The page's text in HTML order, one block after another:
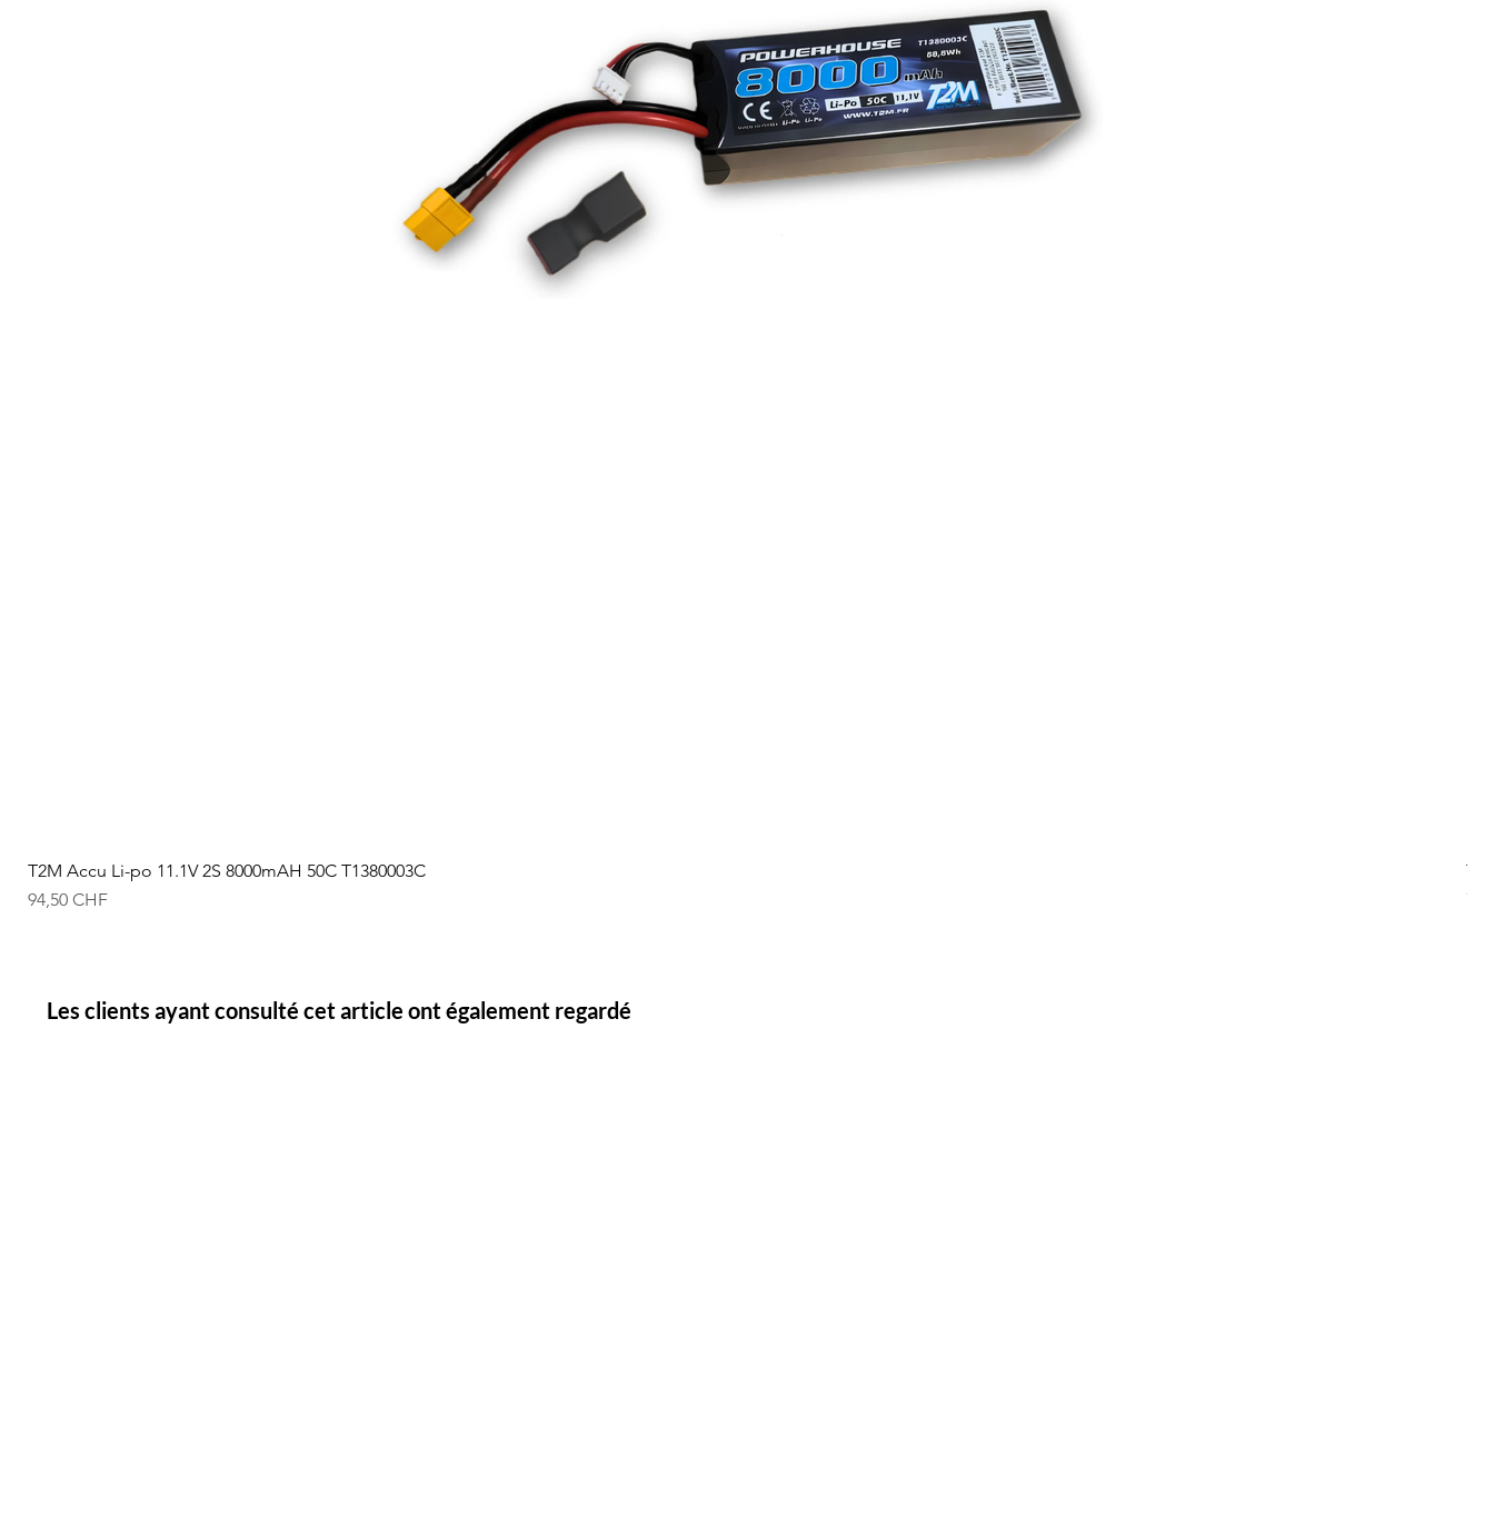
T2M Accu Li-po 11.1V 2S 8000mAH 50C T1380003C
Prix
94,50 CHF
Prix
Les clients ayant consulté cet article ont également regardé